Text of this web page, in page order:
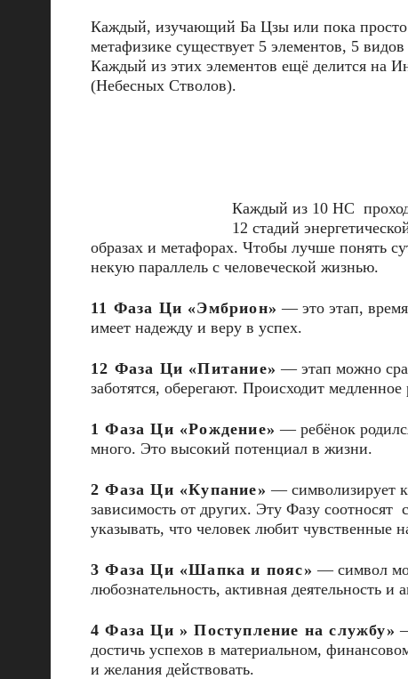
Каждый, изучающий Ба Цзы или пока просто
метафизике существует 5 элементов, 5
Каждый из этих элементов ещё делится на
(Небесных Стволов).
Каждый из 10 НС
12 стадий
образах и метафорах. Чтобы лучше понять
некую параллель с человеческой жизнью.
11 Фаза Ци «Эмбрион» — это этап, время
имеет надежду и веру в успех.
12 Фаза Ци «Питание» — этап можно
заботятся, оберегают. Происходит
1 Фаза Ци «Рождение» — ребёнок
много. Это высокий потенциал в жизни.
2 Фаза Ци «Купание» — символизирует
зависимость от других. Эту Фазу
указывать, что человек любит чувственные
3 Фаза Ци «Шапка и пояс» — символ
любознательность, активная деятельность и
4 Фаза Ци » Поступление на службу»
достичь успехов в материальном,
и желания действовать.